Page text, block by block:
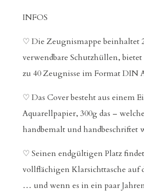
INFOS
♡ Die Zeugnismappe beinhaltet
verwendbare Schutzhüllen, bietet
zu 40 Zeugnisse im Format DIN
♡ Das Cover besteht aus einem
Aquarellpapier, 300g das –
handbemalt und handbeschriftet
♡ Seinen endgültigen Platz
vollflächigen Klarsichttasche auf
… und wenn es in ein paar